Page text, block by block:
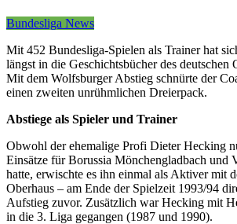
Bundesliga News
Mit 452 Bundesliga-Spielen als Trainer hat
längst in die Geschichtsbücher des deutschen
Mit dem Wolfsburger Abstieg schnürte der
einen zweiten unrühmlichen Dreierpack.
Abstiege als Spieler und Trainer
Obwohl der ehemalige Profi Dieter Hecking
Einsätze für Borussia Mönchengladbach
hatte, erwischte es ihn einmal als Aktiver mit
Oberhaus – am Ende der Spielzeit 1993/94
Aufstieg zuvor. Zusätzlich war Hecking mit
in die 3. Liga gegangen (1987 und 1990).